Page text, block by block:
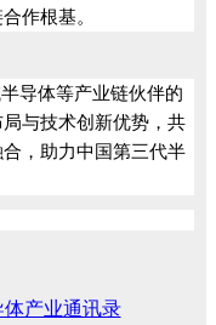
作根基。
导体等产业链伙伴的
与技术创新优势，共
，助力中国第三代半
体产业通讯录